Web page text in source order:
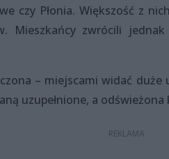
czy Płonia. Większość z
Mieszkańcy zwrócili
– miejscami widać duże
uzupełnione, a